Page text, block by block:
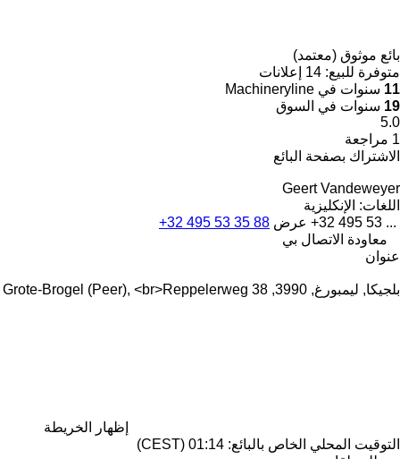
بائع موثوق (معتمد)
متوفرة للبيع: 14 إعلانات
11 سنوات في Machineryline
19 سنوات في السوق
5.0
1 مراجعة
الاشتراك بصفحة البائع
Geert Vandeweyer
اللغات: الإنكليزية
+32 495 53 ... عرض +32 495 53 35 88
معاودة الاتصال بي
عنوان
بلجيكا, ليمبورغ, 3990, Grote-Brogel (Peer), <br>Reppelerweg 38
إظهار الخريطة
التوقيت المحلي الخاص بالبائع: 01:14 (CEST)